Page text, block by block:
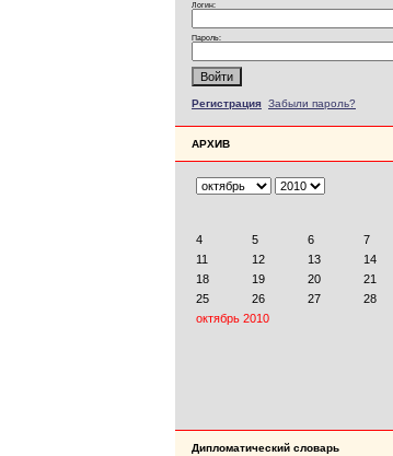
Логин:
Пароль:
Регистрация Забыли пароль?
АРХИВ
Дипломатический словарь